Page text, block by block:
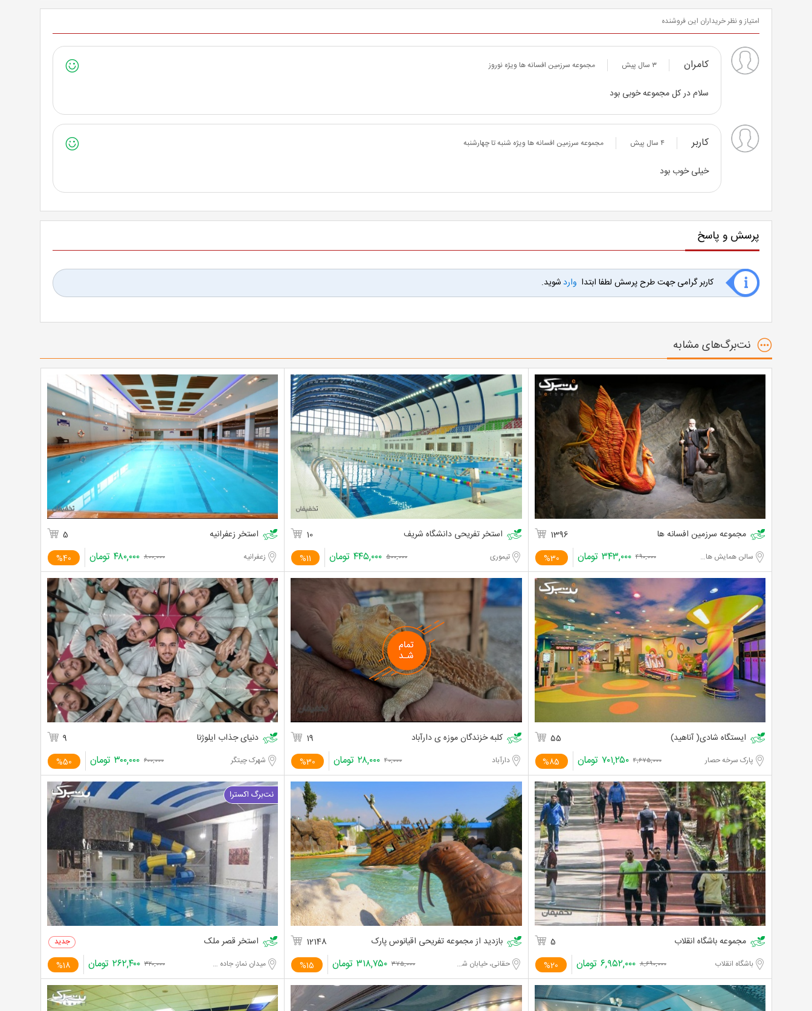
امتیاز و نظر خریداران این فروشنده
کامران ۳ سال پیش مجموعه سرزمین افسانه ها ویژه نوروز
سلام در کل مجموعه خوبی بود
کاربر ۴ سال پیش مجموعه سرزمین افسانه ها ویژه شنبه تا چهارشنبه
خیلی خوب بود
پرسش و پاسخ
کاربر گرامی جهت طرح پرسش لطفا ابتدا واردشوید.
نت‌برگ‌های مشابه
مجموعه سرزمین افسانه ها 1396
سالن همایش های برج میلاد تهران %30 ۴۹۰,۰۰۰ ۳۴۳,۰۰۰ تومان
استخر تفریحی دانشگاه شریف 10
تیموری %11 ۵۰۰,۰۰۰ ۴۴۵,۰۰۰ تومان
استخر زعفرانیه 5
زعفرانیه %40 ۸۰۰,۰۰۰ ۴۸۰,۰۰۰ تومان
ایستگاه شادی( آناهید) 55
پارک سرخه حصار %85 ۴,۶۷۵,۰۰۰ ۷۰۱,۲۵۰ تومان
کلبه خزندگان موزه ی دارآباد 19
دارآباد %30 ۴۰,۰۰۰ ۲۸,۰۰۰ تومان
دنیای جذاب ایلوژنا 9
شهرک چیتگر %50 ۶۰۰,۰۰۰ ۳۰۰,۰۰۰ تومان
مجموعه باشگاه انقلاب 5
باشگاه انقلاب %20 ۸,۶۹۰,۰۰۰ ۶,۹۵۲,۰۰۰ تومان
بازدید از مجموعه تفریحی اقیانوس پارک 12148
حقانی، خیابان شهیدی %15 ۳۷۵,۰۰۰ ۳۱۸,۷۵۰ تومان
استخر قصر ملک
میدان نماز، جاده احمد آباد مستوفی %18 ۳۲۰,۰۰۰ ۲۶۲,۴۰۰ تومان